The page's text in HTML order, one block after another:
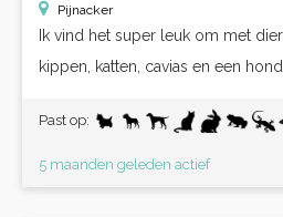
Pijnacker
Ik vind het super leuk om met
kippen, katten, cavias en een
Past op:
5 maanden geleden actief